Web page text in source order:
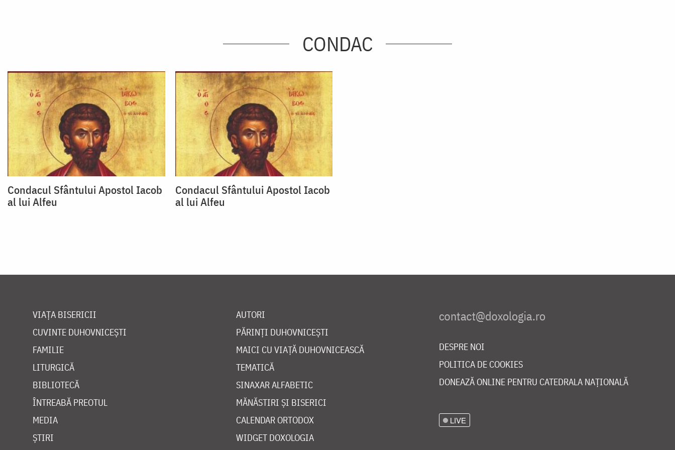
CONDAC
Condacul Sfântului Apostol Iacob
al lui Alfeu
Condacul Sfântului Apostol Iacob
al lui Alfeu
VIAȚA BISERICII
CUVINTE DUHOVNICEȘTI
FAMILIE
LITURGICĂ
BIBLIOTECĂ
ÎNTREABĂ PREOTUL
MEDIA
ȘTIRI
AUTORI
PĂRINȚI DUHOVNICEȘTI
MAICI CU VIAȚĂ DUHOVNICEASCĂ
TEMATICĂ
SINAXAR ALFABETIC
MĂNĂSTIRI ȘI BISERICI
CALENDAR ORTODOX
WIDGET DOXOLOGIA
DESPRE NOI
POLITICA DE COOKIES
DONEAZĂ ONLINE PENTRU CATEDRALA NAȚIONALĂ
LIVE